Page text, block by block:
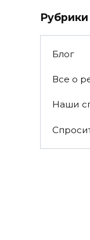
Рубрики
Блог
Все о
Наши